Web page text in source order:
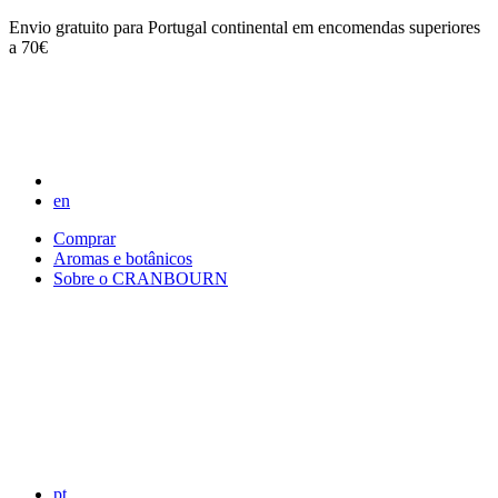
Envio gratuito para Portugal continental em encomendas superiores
a 70€
en
Comprar
Aromas e botânicos
Sobre o CRANBOURN
pt